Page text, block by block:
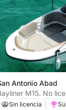
Antonio Abad
M15. No
Sin licencia